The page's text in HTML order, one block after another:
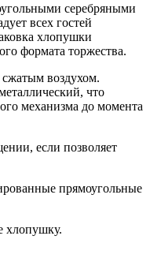
серебряными
всех гостей
хлопушки
формата торжества.
воздухом.
что
механизма до момента
если позволяет
прямоугольные
хлопушку.